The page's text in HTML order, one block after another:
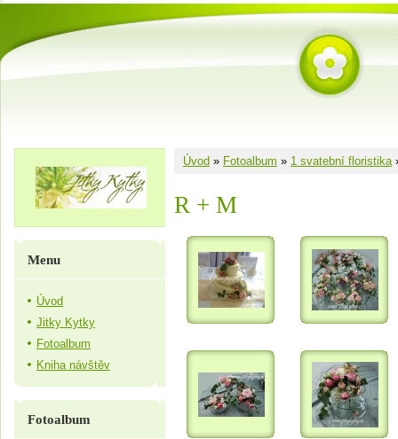
Úvod » Fotoalbum » 1 svatební floristika
R + M
Menu
Úvod
Jitky Kytky
Fotoalbum
Kniha návštěv
Fotoalbum